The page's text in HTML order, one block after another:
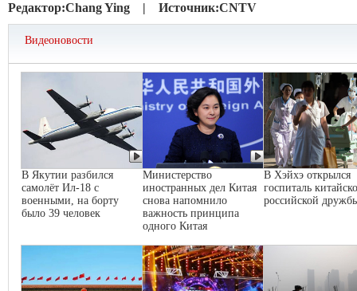
Редактор:Chang Ying | Источник:CNTV
Видеоновости
В Якутии разбился
самолёт Ил-18 с
военными, на борту
было 39 человек
Министерство
иностранных дел Китая
снова напомнило
важность принципа
одного Китая
В Хэйхэ открылся
госпиталь
российской